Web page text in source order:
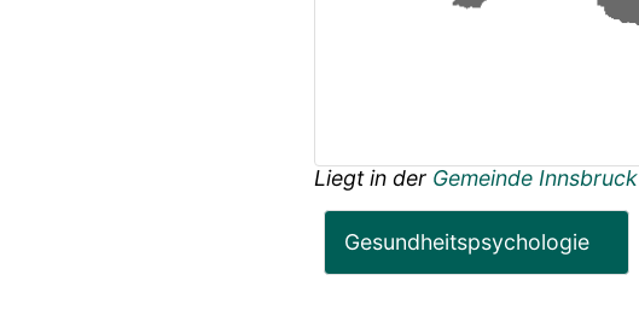
Liegt in der Gemeinde Innsbruck
Gesundheitspsychologie